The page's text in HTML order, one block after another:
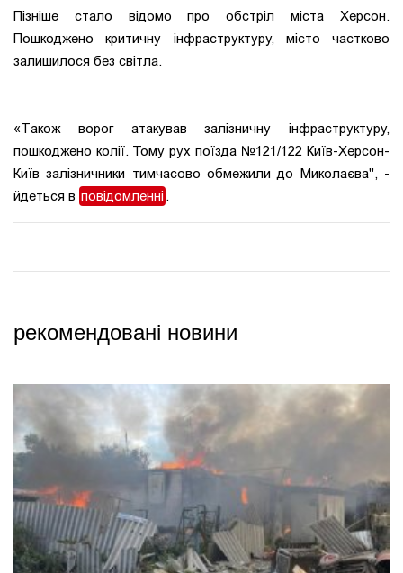
Пізніше стало відомо про обстріл міста Херсон.
Пошкоджено критичну інфраструктуру, місто частково
залишилося без світла.
«Також ворог атакував залізничну інфраструктуру,
пошкоджено колії. Тому рух поїзда №121/122 Київ-Херсон-
Київ залізничники тимчасово обмежили до Миколаєва", -
йдеться в повідомленні.
рекомендовані новини